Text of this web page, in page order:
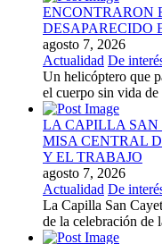
ENCONTRARON
DESAPARECIDO
agosto 7, 2026
Actualidad De
Un helicóptero que
el cuerpo sin vida de
LA CAPILLA
MISA CENTRAL
Y EL TRABAJO
agosto 7, 2026
Actualidad De
La Capilla San
de la celebración de